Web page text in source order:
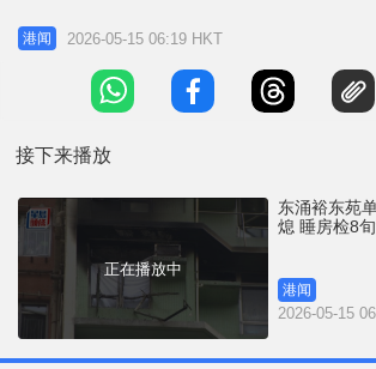
散约300名住客。 消防员经初步调查
板的电器起火。人员在单位睡房内发
住户的焦尸，现场暂时没有发现任何
因仍在调查中。 裕东苑业主立案法团
港闻 2026-05-15 06:19 HKT
接下来播放
正在播放中
东涌裕东苑
熄 睡房检8
港闻
2026-05-15